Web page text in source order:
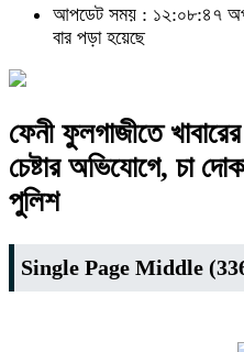
আপডেট সময় : ১২:০৮:৪৭
বার পড়া হয়েছে
ফেনী ফুলগাজীতে
চেষ্টার অভিযোগে, চা
পুলিশ
Single Page Middle